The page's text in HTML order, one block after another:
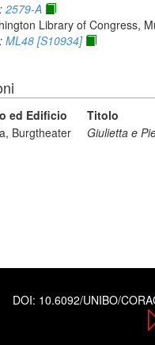
2579-A
Library of Congress,
ML48 [S10934]
ed Edificio
Titolo
Burgtheater Giulietta e
DOI: 10.6092/UNIBO/